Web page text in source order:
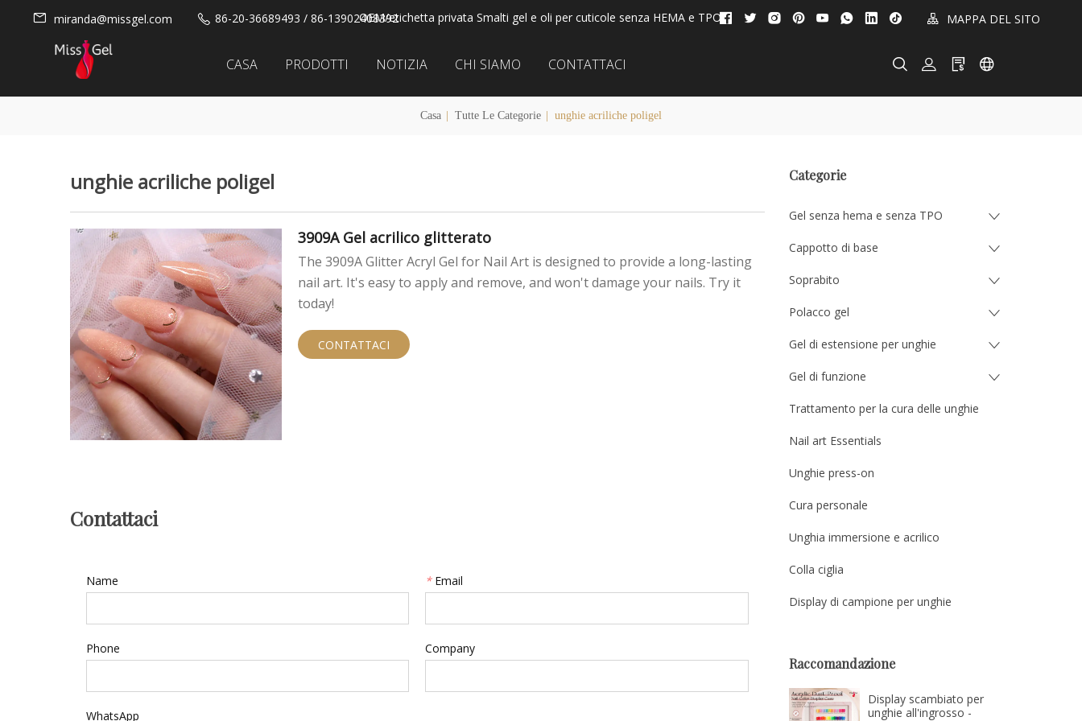
miranda@missgel.com 86-20-36689493 / 86-13902408392OEM/etichetta privata Smalti gel e oli per cuticole senza HEMA e TPO! MAPPA DEL SITO
CASA PRODOTTI NOTIZIA CHI SIAMO CONTATTACI
Casa Tutte Le Categorie unghie acriliche poligel
unghie acriliche poligel
3909A Gel acrilico glitterato
The 3909A Glitter Acryl Gel for Nail Art is designed to provide a long-lasting
nail art. It's easy to apply and remove, and won't damage your nails. Try it
today!
CONTATTACI
Contattaci
Name * Email
Phone Company
WhatsApp
Categorie
Gel senza hema e senza TPO
Cappotto di base
Soprabito
Polacco gel
Gel di estensione per unghie
Gel di funzione
Trattamento per la cura delle unghie
Nail art Essentials
Unghie press-on
Cura personale
Unghia immersione e acrilico
Colla ciglia
Display di campione per unghie
Raccomandazione
Display scambiato per
unghie all'ingrosso -